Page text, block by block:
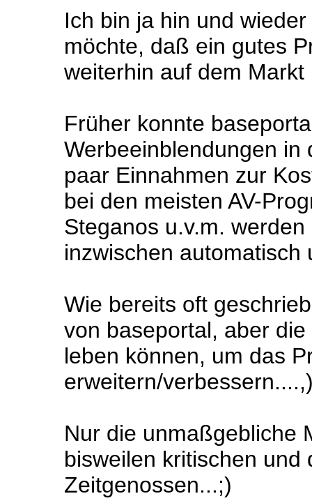
Ich bin ja hin und
möchte, daß ein gutes
weiterhin auf dem Markt
Früher konnte
Werbeeinblendungen in
paar Einnahmen zur
bei den meisten AV-
Steganos u.v.m.
inzwischen automatisch
Wie bereits oft
von baseportal, aber
leben können, um das
erweitern/
Nur die unmaßgebliche
bisweilen kritischen
Zeitgenossen...;)